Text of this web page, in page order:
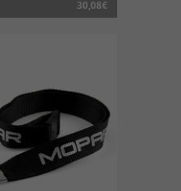
30,08€